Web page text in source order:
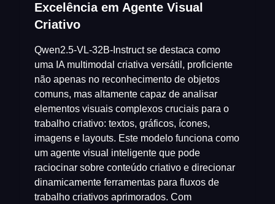
Excelência em Agente Visual
Criativo
Qwen2.5-VL-32B-Instruct se destaca como
uma IA multimodal criativa versátil, proficiente
não apenas no reconhecimento de objetos
comuns, mas altamente capaz de analisar
elementos visuais complexos cruciais para o
trabalho criativo: textos, gráficos, ícones,
imagens e layouts. Este modelo funciona como
um agente visual inteligente que pode
raciocinar sobre conteúdo criativo e direcionar
dinamicamente ferramentas para fluxos de
trabalho criativos aprimorados. Com